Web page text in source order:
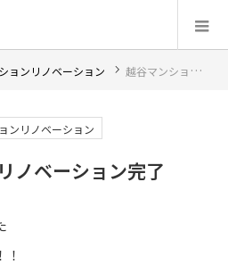
ョンリノベーション 越谷マンション リノベーション完了
ンリノベーション
ベーション完了